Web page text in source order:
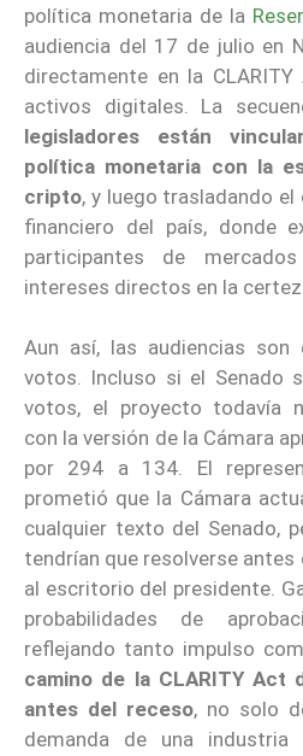
política monetaria de la
audiencia del 17 de julio en
directamente en la
activos digitales. La
legisladores están
política monetaria con la
cripto, y luego trasladando
financiero del país, donde
participantes de
intereses directos en la
Aun así, las audiencias son
votos. Incluso si el Senado
votos, el proyecto todavía
con la versión de la Cámara
por 294 a 134. El
prometió que la Cámara
cualquier texto del Senado,
tendrían que resolverse antes
al escritorio del presidente.
probabilidades de
reflejando tanto impulso
camino de la CLARITY Act
antes del receso, no solo
demanda de una